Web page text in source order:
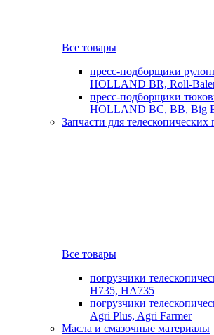
Все товары
пресс-подборщики
HOLLAND BR, Roll-
пресс-подборщики
HOLLAND BC, BB, Big
Запчасти для телескопических
Все товары
погрузчики
H735, HA735
погрузчики
Agri Plus, Agri Farmer
Масла и смазочные материалы